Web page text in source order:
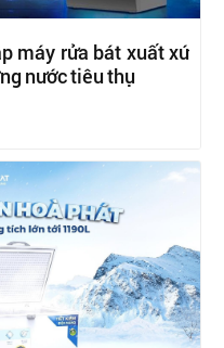
máy rửa bát xuất xứ
nước tiêu thụ